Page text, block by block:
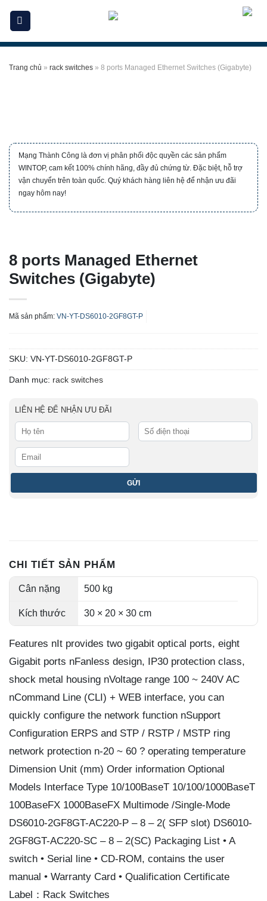
Skip
content
Trang chủ » rack switches » 8 ports Managed Ethernet Switches (Gigabyte)
Mạng Thành Công là đơn vị phân phối độc quyền các sản phẩm
WINTOP, cam kết 100% chính hãng, đầy đủ chứng từ. Đặc biệt, hỗ trợ
vận chuyển trên toàn quốc. Quý khách hàng liên hệ để nhận ưu đãi
ngay hôm nay!
8 ports Managed Ethernet
Switches (Gigabyte)
Mã sản phẩm: VN-YT-DS6010-2GF8GT-P
SKU: VN-YT-DS6010-2GF8GT-P
Danh mục: rack switches
LIÊN HỆ ĐỂ NHẬN ƯU ĐÃI
CHI TIẾT SẢN PHẨM
Cân nặng 500 kg
Kích thước 30 × 20 × 30 cm
Features nIt provides two gigabit optical ports, eight
Gigabit ports nFanless design, IP30 protection class,
shock metal housing nVoltage range 100 ~ 240V AC
nCommand Line (CLI) + WEB interface, you can
quickly configure the network function nSupport
Configuration ERPS and STP / RSTP / MSTP ring
network protection n-20 ~ 60 ? operating temperature
Dimension Unit (mm) Order information Optional
Models Interface Type 10/100BaseT 10/100/1000BaseT
100BaseFX 1000BaseFX Multimode /Single-Mode
DS6010-2GF8GT-AC220-P – 8 – 2( SFP slot) DS6010-
2GF8GT-AC220-SC – 8 – 2(SC) Packaging List • A
switch • Serial line • CD-ROM, contains the user
manual • Warranty Card • Qualification Certificate
Label：Rack Switches